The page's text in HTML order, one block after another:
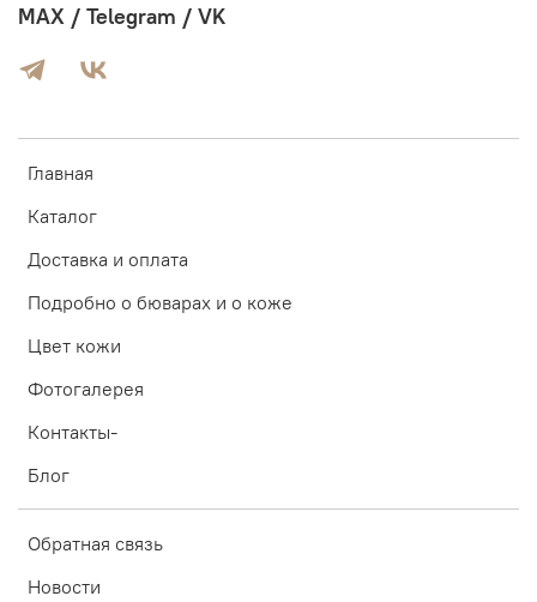
Главная
Каталог
Доставка и оплата
Подробно о бюварах и о коже
Цвет кожи
Фотогалерея
Контакты-
Блог
Обратная связь
Новости
MAX / Telegram / VK